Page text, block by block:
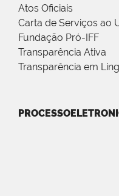
Atos Oficiais
Carta de Serviços ao
Fundação Pró-IFF
Transparência Ativa
Transparência em